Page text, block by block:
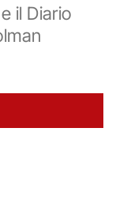
il Diario